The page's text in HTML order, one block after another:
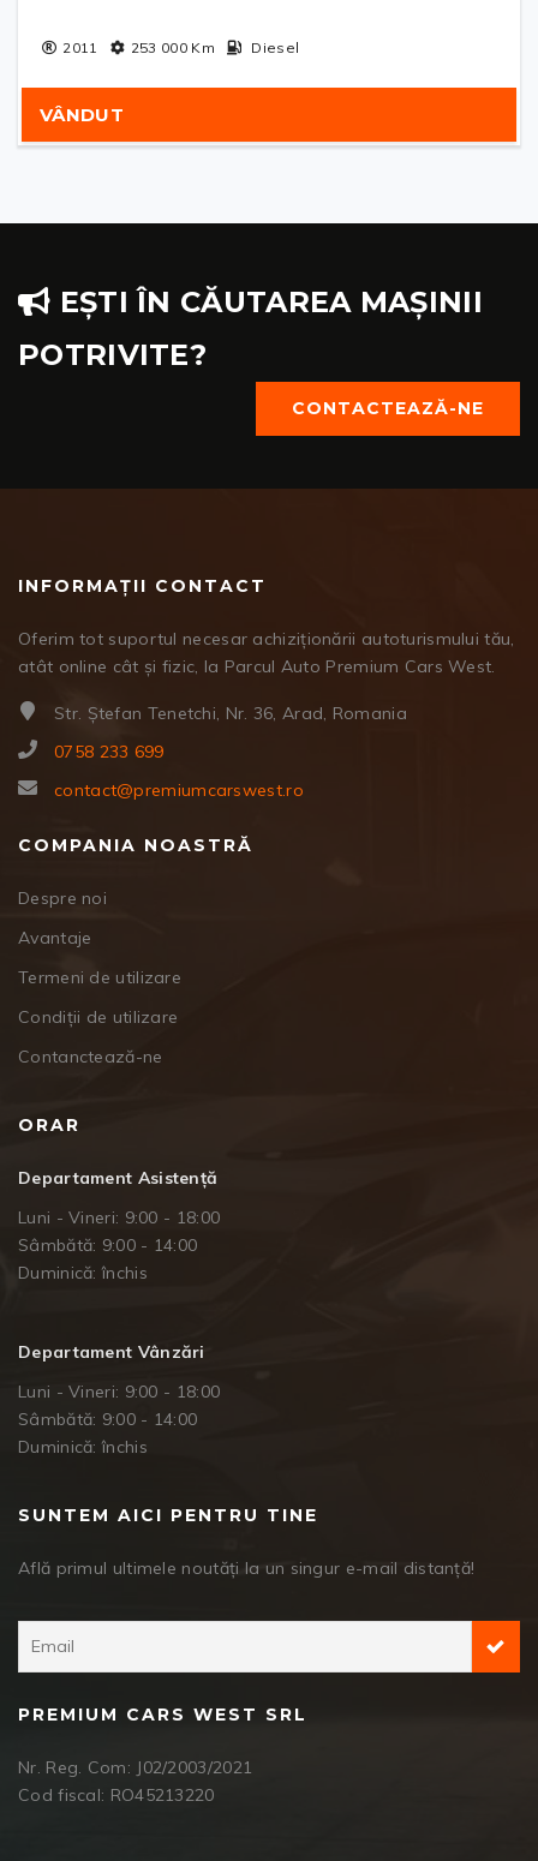
2011 253 000Km Diesel
VÂNDUT
EȘTI ÎN CĂUTAREA MAȘINII
POTRIVITE?
CONTACTEAZĂ-NE
INFORMAȚII CONTACT
Oferim tot suportul necesar achiziționării autoturismului tău,
atât online cât și fizic, la Parcul Auto Premium Cars West.
Str. Ștefan Tenetchi, Nr. 36, Arad, Romania
0758 233 699
contact@premiumcarswest.ro
COMPANIA NOASTRĂ
Despre noi
Avantaje
Termeni de utilizare
Condiții de utilizare
Contanctează-ne
ORAR
Departament Asistență
Luni - Vineri: 9:00 - 18:00
Sâmbătă: 9:00 - 14:00
Duminică: închis
Departament Vânzări
Luni - Vineri: 9:00 - 18:00
Sâmbătă: 9:00 - 14:00
Duminică: închis
SUNTEM AICI PENTRU TINE
Află primul ultimele noutăți la un singur e-mail distanță!
PREMIUM CARS WEST SRL
Nr. Reg. Com: J02/2003/2021
Cod fiscal: RO45213220